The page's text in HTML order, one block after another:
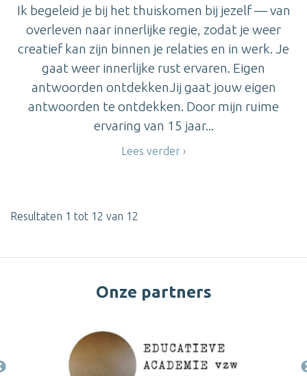
Ik begeleid je bij het thuiskomen bij jezelf — van
overleven naar innerlijke regie, zodat je weer
creatief kan zijn binnen je relaties en in werk. Je
gaat weer innerlijke rust ervaren. Eigen
antwoorden ontdekkenJij gaat jouw eigen
antwoorden te ontdekken. Door mijn ruime
ervaring van 15 jaar...
Lees verder
Resultaten 1 tot 12 van 12
Onze partners